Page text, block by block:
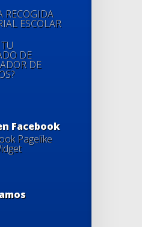
RECOGIDA
ESCOLAR
DE
DE
Facebook